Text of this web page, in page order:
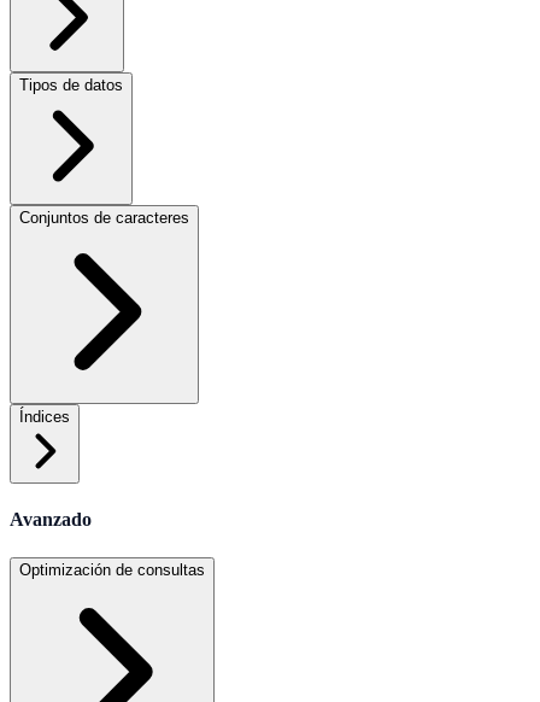
Tipos de datos
Conjuntos de caracteres
Índices
Avanzado
Optimización de consultas